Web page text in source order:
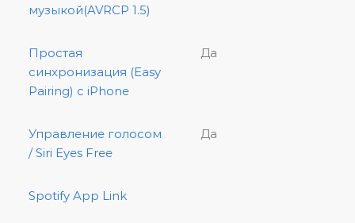
музыкой(AVRCP 1.5)
Простая
синхронизация (Easy
Pairing) с iPhone
Да
Управление голосом
/ Siri Eyes Free
Да
Spotify App Link